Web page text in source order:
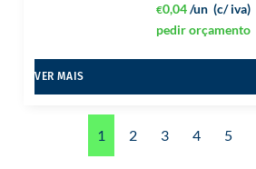
€0,04 (c/ iva)
/un
pedir orçamento
VER MAIS
1 2 3 4 5